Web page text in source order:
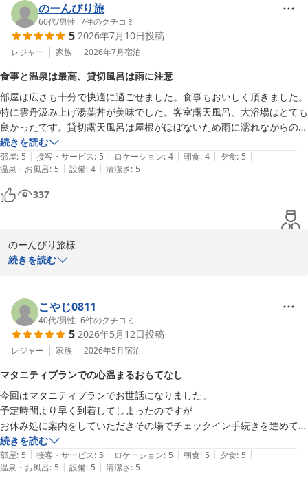
のーんびり旅
60代/男性 |7件のクチコミ
5 2026年7月10日投稿
レジャー 家族 2026年7月宿泊
食事と温泉は最高、貸切風呂は雨に注意
部屋は広さも十分で快適に過ごせました。食事もおいしく頂きました。
特に雲丹汲み上げ湯葉丼が美味でした。客室露天風呂、大浴場はとても
良かったです。貸切露天風呂は屋根がほぼないため雨に濡れながらの入
浴となったのが残念でした。
続きを読む
部屋: 5 | 接客・サービス: 5 | ロケーション: 4 | 朝食: 4 | 夕食: 5 |
温泉・お風呂: 5 | 設備: 4 | 清潔さ: 5
337
のーんびり旅様
この度は雪月花別邸翠雲にご宿泊いただき誠にありがとうございま
お部屋の広さやお食事、特に雲丹汲み上げ湯葉丼をお楽しみいただ
けたとのこと、大変嬉しく存じます。
一方で貸切露天の屋根がほとんどなく雨に濡れてしまった点に関し
ましてはご不便をおかけし誠に申し訳ございません。
いただいたご意見は今後の参考とし、快適にご利用いただける策を
お忙しい中口コミのご投稿を賜り誠にありがとうございました。
雪月花別邸翠雲　田中
雪月花別邸 翠雲（共立リゾート）
2026-07-15
続きを読む
こやじ0811
40代/男性 |6件のクチコミ
5 2026年5月12日投稿
レジャー 家族 2026年5月宿泊
マタニティプランでの心温まるおもてなし
今回はマタニティプランでお世話になりました。
予定時間より早く到着してしまったのですが
お休み処に案内をしていただきその場でチェックイン手続きを進めてく
れました。
お部屋もとても清潔感があり案内してくれたスタッフの方がお抹茶の予
約をわざわざ受付まで行ってくれました。
続きを読む
部屋: 5 | 接客・サービス: 5 | ロケーション: 5 | 朝食: 5 | 夕食: 5 |
温泉・お風呂: 5 | 設備: 5 | 清潔さ: 5